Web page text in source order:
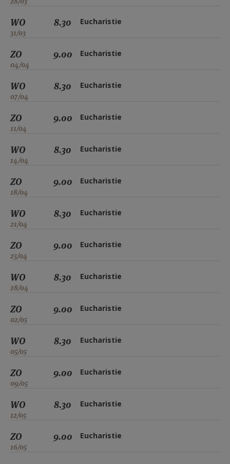
WO
31/03
8.30 Eucharistie
ZO
04/04
9.00 Eucharistie
WO
07/04
8.30 Eucharistie
ZO
11/04
9.00 Eucharistie
WO
14/04
8.30 Eucharistie
ZO
18/04
9.00 Eucharistie
WO
21/04
8.30 Eucharistie
ZO
25/04
9.00 Eucharistie
WO
28/04
8.30 Eucharistie
ZO
02/05
9.00 Eucharistie
WO
05/05
8.30 Eucharistie
ZO
09/05
9.00 Eucharistie
WO
12/05
8.30 Eucharistie
ZO
16/05
9.00 Eucharistie